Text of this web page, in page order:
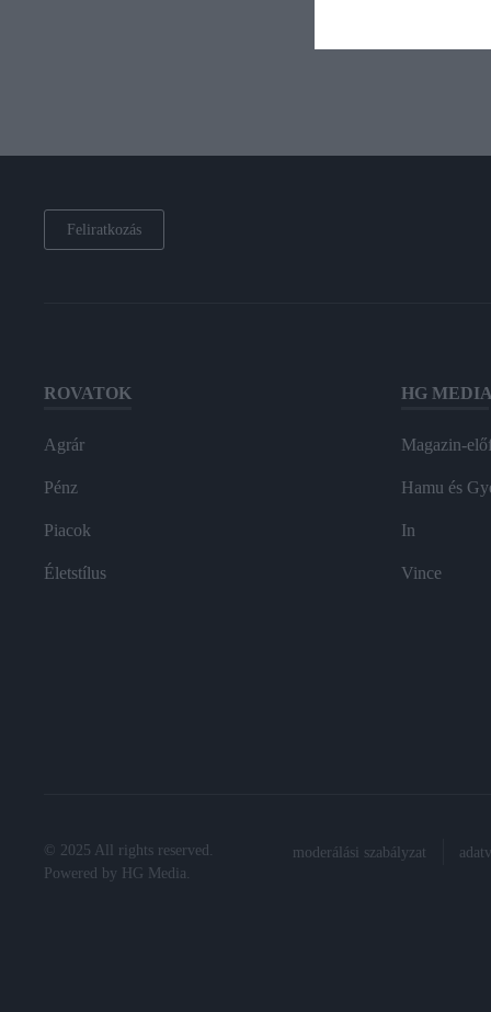
Feliratkozás
ROVATOK
Agrár
Pénz
Piacok
Életstílus
HG MEDIA
Magazin-
Hamu és
In
Vince
© 2025 All rights reserved.
Powered by
HG Media.
moderálási szabályzat